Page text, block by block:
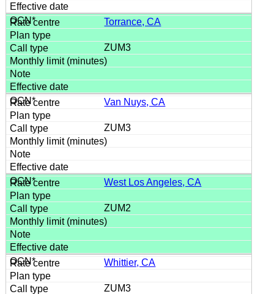
Torrance, CA
ZUM3
Van Nuys, CA
ZUM3
West Los Angeles, CA
ZUM2
Whittier, CA
ZUM3